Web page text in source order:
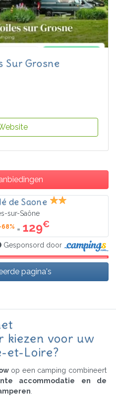
Sur Grosne
de Saone
sur-Saône
68% = 129€
Gesponsord door
pagina's
kiezen voor uw
et-Loire?
op een camping combineert
accommodatie en de